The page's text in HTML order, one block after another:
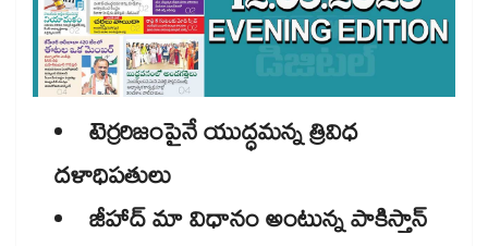
టెర్రరిజంపైనే యుద్ధమన్న త్రివిధ
దళాధిపతులు
జీహాద్ మా విధానం అంటున్న పాకిస్తాన్